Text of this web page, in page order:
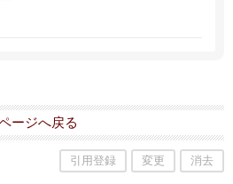
ージへ戻る
引用登録 変更 消去